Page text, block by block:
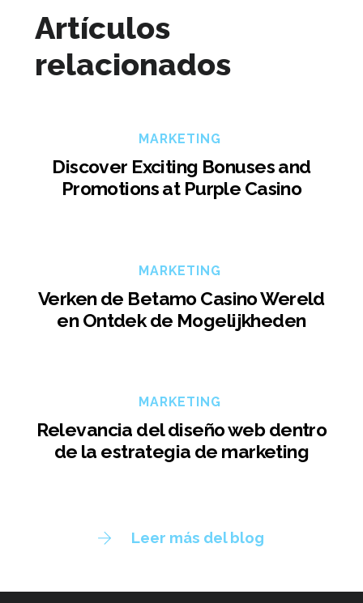
Artículos
relacionados
MARKETING
Discover Exciting Bonuses and
Promotions at Purple Casino
MARKETING
Verken de Betamo Casino Wereld
en Ontdek de Mogelijkheden
MARKETING
Relevancia del diseño web dentro
de la estrategia de marketing
Leer más del blog